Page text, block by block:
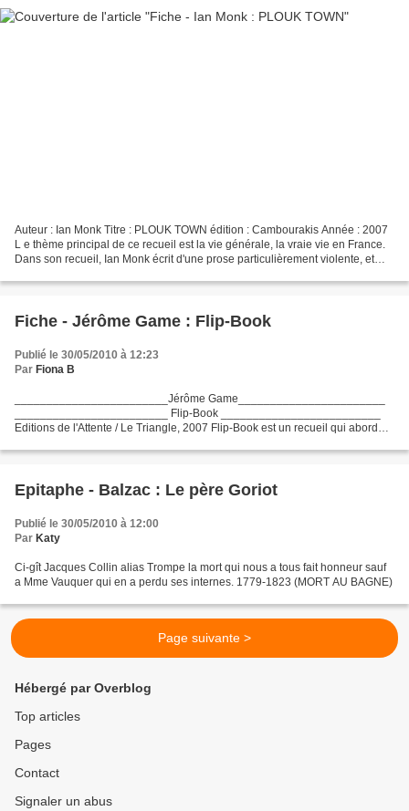
Auteur : Ian Monk Titre : PLOUK TOWN édition : Cambourakis Année : 2007
L e thème principal de ce recueil est la vie générale, la vraie vie en France.
Dans son recueil, Ian Monk écrit d'une prose particulièrement violente, et
Fiche - Jérôme Game : Flip-Book
Publié le 30/05/2010 à 12:23
Par Fiona B
________________________Jérôme Game_______________________
________________________ Flip-Book _________________________
Editions de l'Attente / Le Triangle, 2007 Flip-Book est un recueil qui aborde
Epitaphe - Balzac : Le père Goriot
Publié le 30/05/2010 à 12:00
Par Katy
Ci-gît Jacques Collin alias Trompe la mort qui nous a tous fait honneur sauf
a Mme Vauquer qui en a perdu ses internes. 1779-1823 (MORT AU BAGNE)
Page suivante >
Hébergé par Overblog
Top articles
Pages
Contact
Signaler un abus